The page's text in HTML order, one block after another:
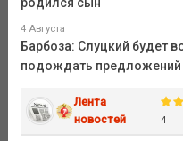
4 Августа
Барбоза: Слуцкий будет
подождать предложений
Лента
новостей
4